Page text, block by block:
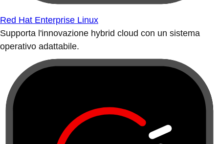
Red Hat Enterprise Linux
Supporta l'innovazione hybrid cloud con un sistema
operativo adattabile.